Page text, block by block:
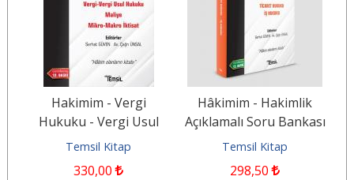
Hakimim - Vergi
Hukuku - Vergi Usul
Hukuku; Maliye Mikro
İktisat - Makro...
Temsil Kitap
330,00
Hâkimim - Hakimlik
Açıklamalı Soru Bankası
- Ticaret Hukuku İş
Hukuku;...
Temsil Kitap
298,50